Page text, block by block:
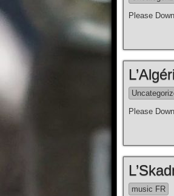
Please
Please
music FR